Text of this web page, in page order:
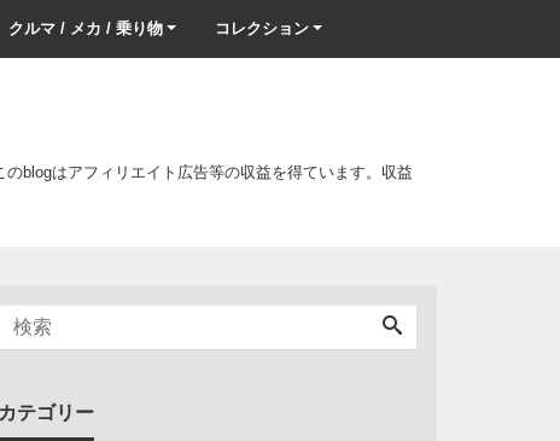
クルマ / メカ / 乗り物 コレクション
blogはアフィリエイト広告等の収益を得ています。収益
カテゴリー